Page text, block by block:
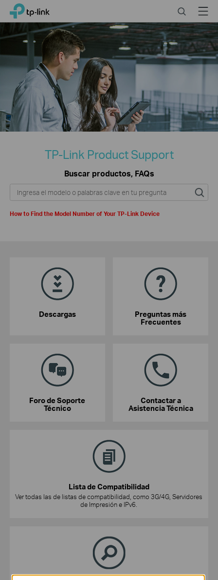
Click
the
TP-Link, Reliably Smart SearchMenu
TP-Link Product Support
Buscar productos, FAQs
How to Find the Model Number of Your TP-Link Device
Descargas
Preguntas más
Frecuentes
Foro de Soporte
Técnico
Contactar a
Asistencia Técnica
Lista de Compatibilidad
Ver todas las de listas de compatibilidad, como 3G/4G, Servidores
de Impresión e IPv6.